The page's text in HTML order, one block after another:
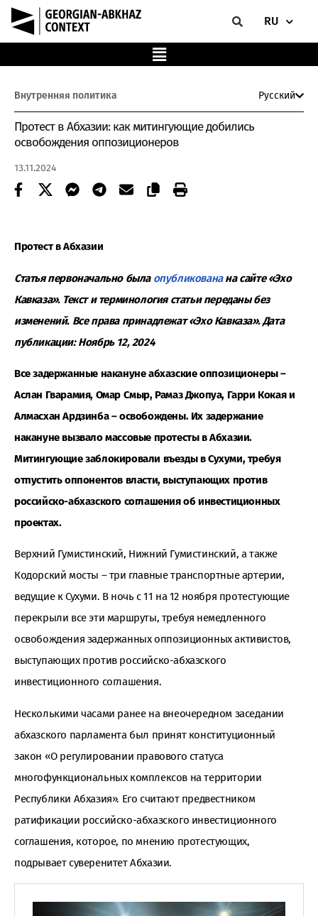
RU
Внутренняя политика Русский
Протест в Абхазии: как митингующие добились
освобождения оппозиционеров
13.11.2024
Протест в Абхазии
Статья первоначально была опубликованана сайте «Эхо
Кавказа». Текст и терминология статьи переданы без
изменений. Все права принадлежат «Эхо Кавказа». Дата
публикации:Ноябрь 12, 2024
Все задержанные накануне абхазские оппозиционеры –
Аслан Гварамия, Омар Смыр, Рамаз Джопуа, Гарри Кокая и
Алмасхан Ардзинба – освобождены. Их задержание
накануне вызвало массовые протесты в Абхазии.
Митингующие заблокировали въезды в Сухуми, требуя
отпустить оппонентов власти, выступающих против
российско-абхазского соглашения об инвестиционных
проектах.
Верхний Гумистинский, Нижний Гумистинский, а также
Кодорский мосты – три главные транспортные артерии,
ведущие к Сухуми. В ночь с 11 на 12 ноября протестующие
перекрыли все эти маршруты, требуя немедленного
освобождения задержанных оппозиционных активистов,
выступающих против российско-абхазского
инвестиционного соглашения.
Несколькими часами ранее на внеочередном заседании
абхазского парламента был принят конституционный
закон «О регулировании правового статуса
многофункциональных комплексов на территории
Республики Абхазия». Его считают предвестником
ратификации российско-абхазского инвестиционного
соглашения, которое, по мнению протестующих,
подрывает суверенитет Абхазии.